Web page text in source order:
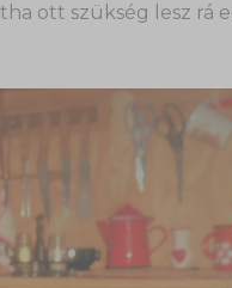
ott szükség lesz rá